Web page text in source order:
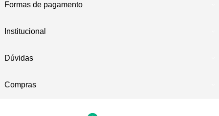
Formas de pagamento
Institucional
Dúvidas
Compras